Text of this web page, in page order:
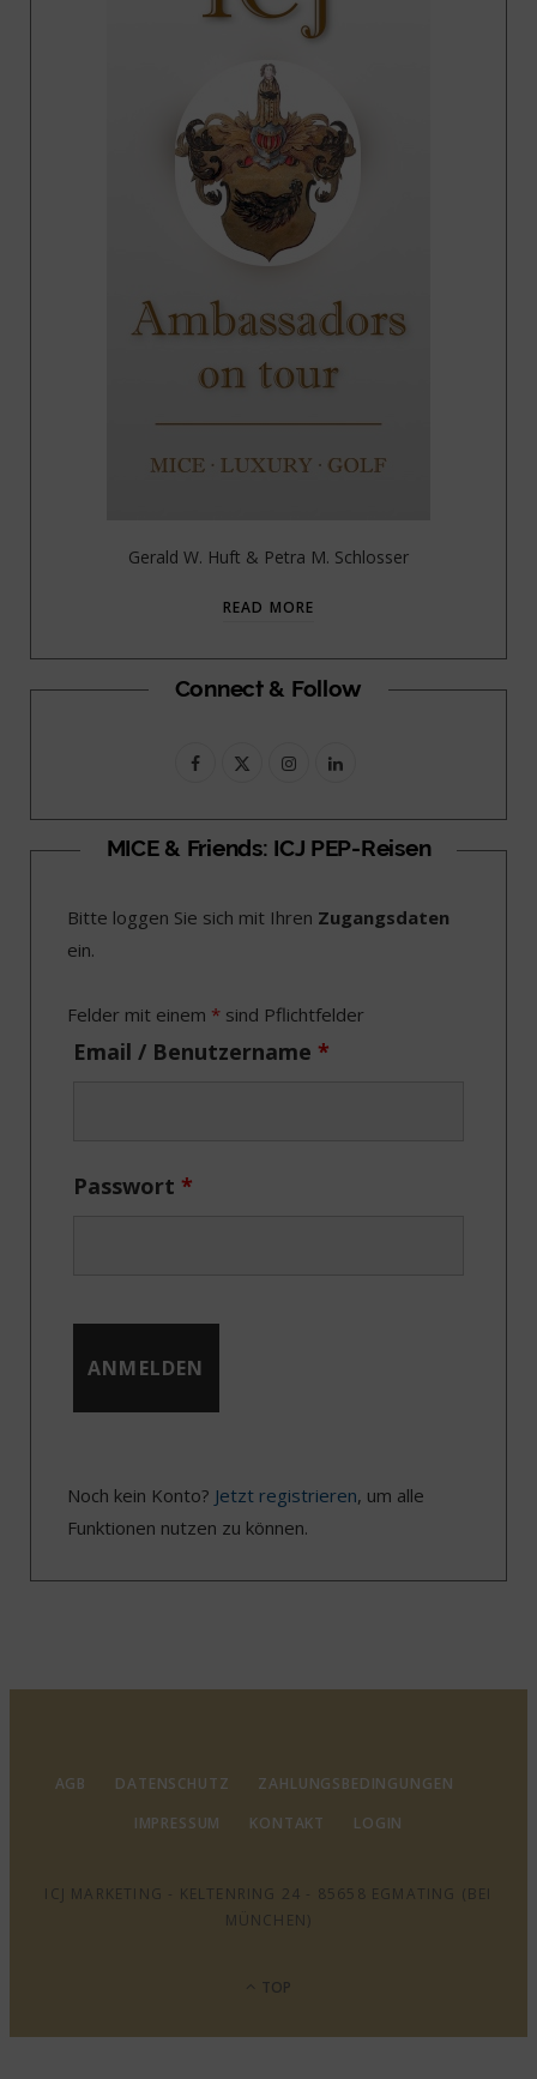
Gerald W. Huft & Petra M. Schlosser
READ MORE
Connect & Follow
F
c
b
k
T
i
e
I
s
a
r
a
L
n
e
I
MICE & Friends: ICJ PEP-Reisen
Bitte loggen Sie sich mit Ihren Zugangsdaten
ein.
Felder mit einem * sind Pflichtfelder
Email / Benutzername *
Passwort *
Noch kein Konto? Jetzt registrieren, um alle
Funktionen nutzen zu können.
AGB DATENSCHUTZ
ZAHLUNGSBEDINGUNGEN
IMPRESSUM
KONTAKT LOGIN
ICJ MARKETING - KELTENRING 24 - 85658 EGMATING (BEI
MÜNCHEN)
TOP